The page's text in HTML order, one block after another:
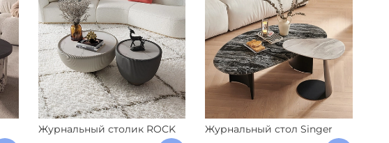
Журнальный столик ROCK
Журнальный стол Singer